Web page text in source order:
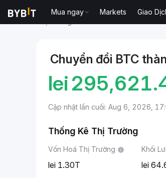
Mua ngay Markets Giao
Chuyển đổi BTC
lei
Cập nhật lần cuối: Aug 6, 2026,
Thống Kê Thị Trường
Vốn Hoá Thị Trường
1.30T
Khối